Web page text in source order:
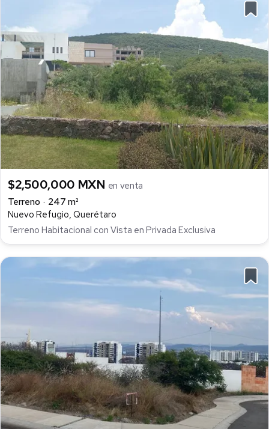
$2,500,000 MXN en venta
Terreno
247 m²
Nuevo Refugio, Querétaro
Terreno Habitacional con Vista en Privada Exclusiva